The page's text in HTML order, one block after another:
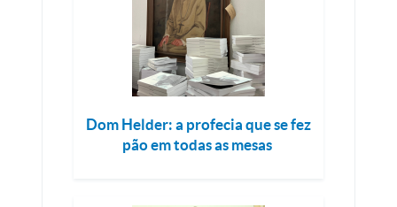
Dom Helder: a profecia que se fez
pão em todas as mesas